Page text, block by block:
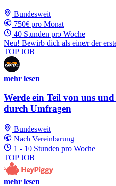
Bundesweit
750€ pro Monat
40 Stunden pro Woche
Neu! Bewirb dich als eine/r der
TOP JOB
mehr lesen
Werde ein Teil von uns
durch Umfragen
Bundesweit
Nach Vereinbarung
1 - 10 Stunden pro Woche
TOP JOB
mehr lesen